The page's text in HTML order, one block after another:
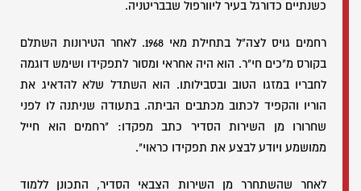
כשנתיים כדורגל בעיר ליוורפול שבבריטניה.
רחמים גויס לצה"ל בתחילת מאי 1968. לאחר הטירונות השתלם
בקורס מ"כים חי"ר. הוא היה אחראי ומסור לתפקידו ושימש דוגמה
לחבריו במזגו הטוב ובסבילותו. הוא השתדל שלא להדאיג את
הוריו והקפיד לכתוב מכתבים הביתה. בתעודה שניתנה לו לפני
שחרורו מן השירות הסדיר כתב מפקדו: "רחמים הוא חייל
ממושמע ויודע לבצע את תפקידו כראוי".
לאחר שהשתחרר מן השירות הצבאי הסדיר, התכונן ללמוד